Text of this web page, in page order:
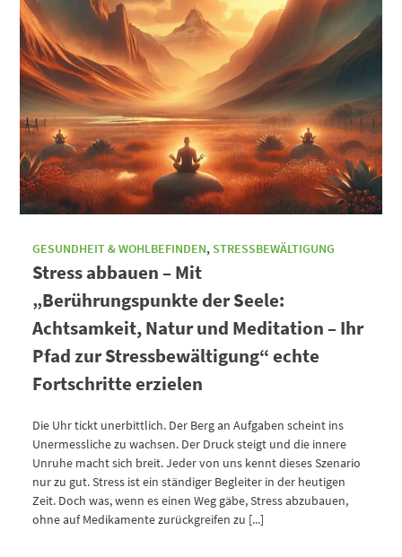
GESUNDHEIT & WOHLBEFINDEN, STRESSBEWÄLTIGUNG
Stress abbauen – Mit
„Berührungspunkte der Seele:
Achtsamkeit, Natur und Meditation – Ihr
Pfad zur Stressbewältigung“ echte
Fortschritte erzielen
Die Uhr tickt unerbittlich. Der Berg an Aufgaben scheint ins
Unermessliche zu wachsen. Der Druck steigt und die innere
Unruhe macht sich breit. Jeder von uns kennt dieses Szenario
nur zu gut. Stress ist ein ständiger Begleiter in der heutigen
Zeit. Doch was, wenn es einen Weg gäbe, Stress abzubauen,
ohne auf Medikamente zurückgreifen zu [...]